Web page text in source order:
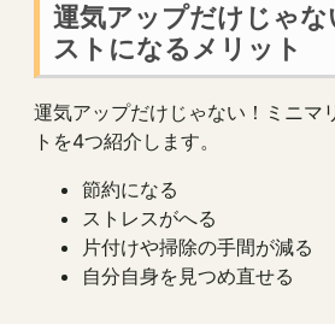
運気アップだけじゃな
ストになるメリット
運気アップだけじゃない！ミニマ
トを4つ紹介します。
節約になる
ストレスがへる
片付けや掃除の手間が減る
自分自身を見つめ直せる